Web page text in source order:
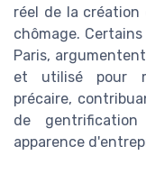
réel de la
chômage.
Paris,
et utilisé pour
précaire,
de
apparence